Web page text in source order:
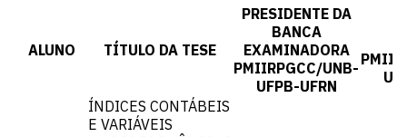
ALUNO TÍTULO DA TESE
PRESIDENTE DA
BANCA
EXAMINADORA
PMIIRPGCC/UNB-
UFPB-UFRN
ÍNDICES CONTÁBEIS
E VARIÁVEIS